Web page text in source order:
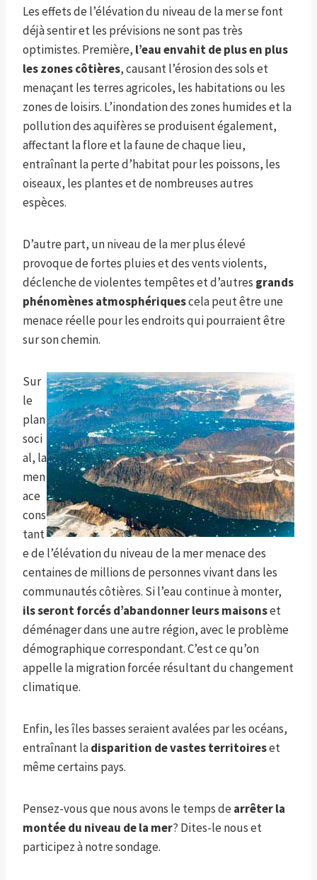
Les effets de l’élévation du niveau de la mer se font
déjà sentir et les prévisions ne sont pas très
optimistes. Première, l’eau envahit de plus en plus
les zones côtières, causant l’érosion des sols et
menaçant les terres agricoles, les habitations ou les
zones de loisirs. L’inondation des zones humides et la
pollution des aquifères se produisent également,
affectant la flore et la faune de chaque lieu,
entraînant la perte d’habitat pour les poissons, les
oiseaux, les plantes et de nombreuses autres
espèces.
D’autre part, un niveau de la mer plus élevé
provoque de fortes pluies et des vents violents,
déclenche de violentes tempêtes et d’autres grands
phénomènes atmosphériquescela peut être une
menace réelle pour les endroits qui pourraient être
sur son chemin.
Sur
le
plan
soci
al, la
men
ace
cons
tant
e de l’élévation du niveau de la mer menace des
centaines de millions de personnes vivant dans les
communautés côtières. Si l’eau continue à monter,
ils seront forcés d’abandonner leurs maisonset
déménager dans une autre région, avec le problème
démographique correspondant. C’est ce qu’on
appelle la migration forcée résultant du changement
climatique.
Enfin, les îles basses seraient avalées par les océans,
entraînant ladisparition de vastes territoireset
même certains pays.
Pensez-vous que nous avons le temps de arrêter la
montée du niveau de la mer? Dites-le nous et
participez à notre sondage.